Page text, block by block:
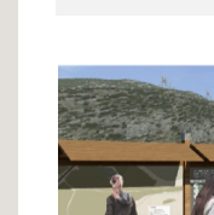
Φωτογραφίες